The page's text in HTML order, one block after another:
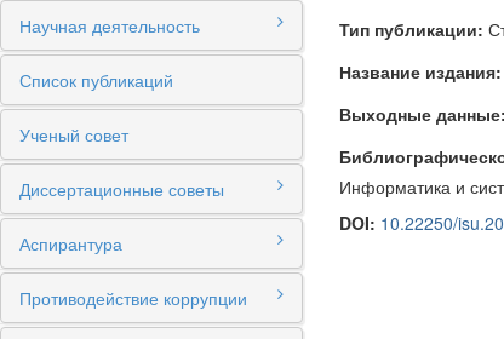
Научная деятельность
Список публикаций
Ученый совет
Диссертационные советы
Аспирантура
Противодействие коррупции
Тип публикации:
Название издания:
Выходные данные:
Информатика и
DOI: 10.22250/